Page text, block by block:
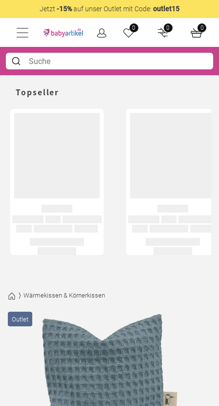
Jetzt -15%auf unser Outlet mit Code: outlet15
0 0 0
Topseller
Wärmekissen & Körnerkissen
Outlet